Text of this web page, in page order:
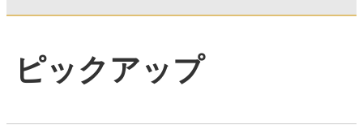
ピックアップ